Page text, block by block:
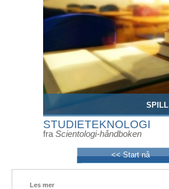
SPILL
STUDIETEKNOLOGI
fra Scientologi-håndboken
<< Start nå
Les mer